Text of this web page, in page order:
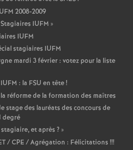
2008-2009
Stagiaires IUFM »
IUFM
stagiaires IUFM
mardi 3 février : votez pour la liste
: la FSU en tête!
réforme de la formation des maîtres
des lauréats des concours de
degré
stagiaire, et après ? »
/ CPE / Agrégation : Félicitations !!!